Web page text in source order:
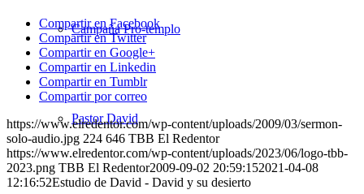
Campaña Pro-templo
Pastor David
Compartir en Facebook
Compartir en Twitter
Compartir en Google+
Compartir en Linkedin
Compartir en Tumblr
Compartir por correo
https://www.elredentor.com/wp-content/uploads/2009/03/sermon-
solo-audio.jpg 224 646 TBB El Redentor
https://www.elredentor.com/wp-content/uploads/2023/06/logo-tbb-
2023.png TBB El Redentor2009-09-02 20:59:152021-04-08
12:16:52Estudio de David - David y su desierto